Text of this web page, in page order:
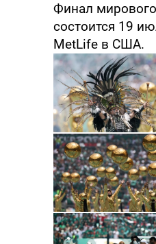
Финал
состоится 19
MetLife в США.